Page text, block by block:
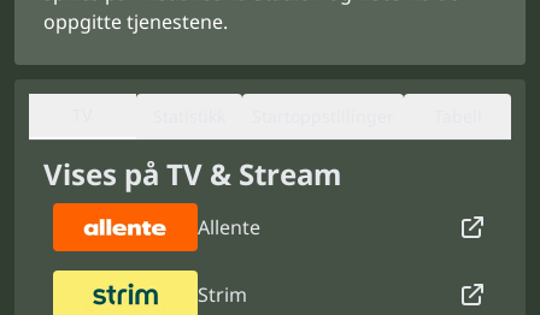
oppgitte tjenestene.
Vises på TV & Stream
Allente
Strim